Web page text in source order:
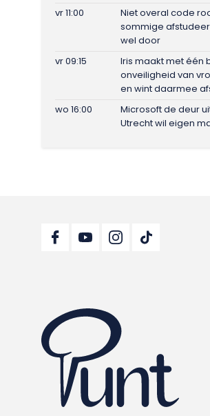
vr 11:00
Niet overal code
sommige
wel door
vr 09:15
Iris maakt met één
onveiligheid van
en wint daarmee
wo 16:00
Microsoft de deur
Utrecht wil eigen